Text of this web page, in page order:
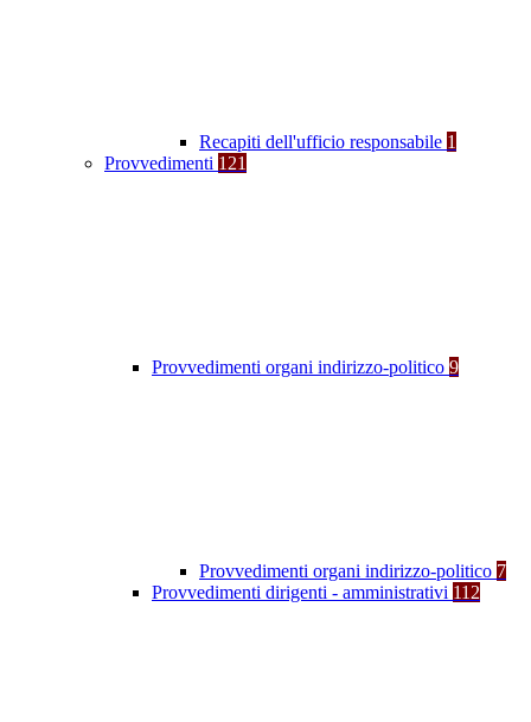
Recapiti dell'ufficio responsabile 1
Provvedimenti 121
Provvedimenti organi indirizzo-politico 9
Provvedimenti organi indirizzo-politico 7
Provvedimenti dirigenti - amministrativi 112